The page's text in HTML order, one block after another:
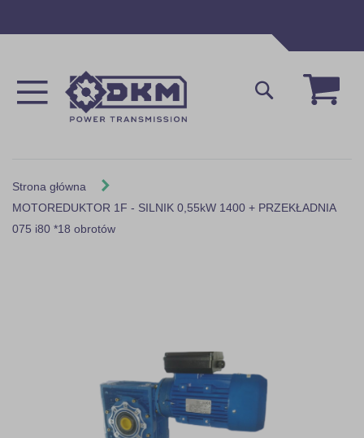
Mój
Szukaj
Strona główna
MOTOREDUKTOR 1F - SILNIK 0,55kW 1400 + PRZEKŁADNIA
075 i80 *18 obrotów